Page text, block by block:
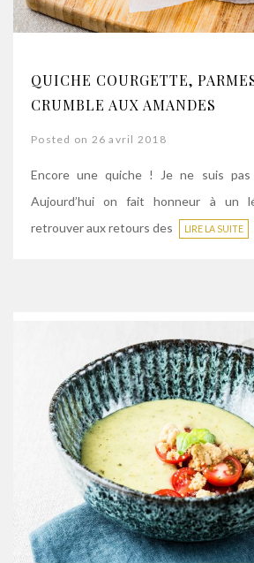
QUICHE COURGETTE,
CRUMBLE AUX AMANDES
Posted on 26 avril 2018
Encore une quiche ! Je ne suis
Aujourd’hui on fait honneur à un
retrouver aux retours des
LIRE LA SUITE